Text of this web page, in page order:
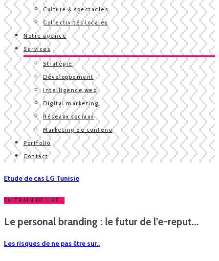
Culture & spectacles
Collectivités locales
Notre agence
Services
Stratégie
Développement
Intelligence web
Digital marketing
Réseaux sociaux
Marketing de contenu
Portfolio
Contact
Etude de cas LG Tunisie
EN TRAIN DE LIRE...
Le personal branding : le futur de l’e-reput...
Les risques de ne pas être sur..